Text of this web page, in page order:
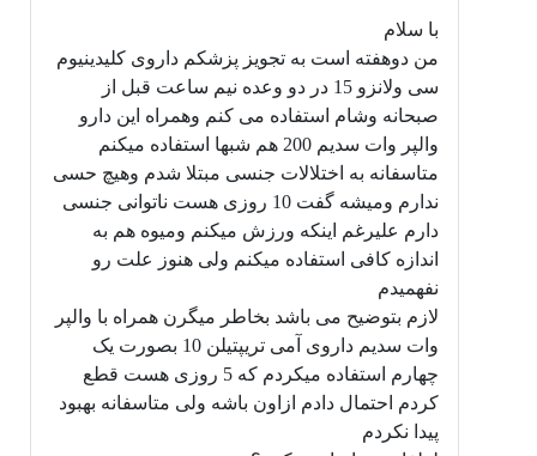
با سلام
من دوهفته است به تجویز پزشکم داروی کلیدینیوم
سی ولانزو 15 در دو وعده نیم ساعت قبل از
صبحانه وشام استفاده می کنم وهمراه این دارو
والپر وات سدیم 200 هم شبها استفاده میکنم
متاسفانه به اختلالات جنسی مبتلا شدم وهیچ حسی
ندارم ومیشه گفت 10 روزی هست ناتوانی جنسی
دارم علیرغم اینکه ورزش میکنم ومیوه هم به
اندازه کافی استفاده میکنم ولی هنوز علت رو
نفهمیدم
لازم بتوضیح می باشد بخاطر میگرن همراه با والپر
وات سدیم داروی آمی تریپتیلن 10 بصورت یک
چهارم استفاده میکردم که 5 روزی هست قطع
کردم احتمال دادم ازاون باشه ولی متاسفانه بهبود
پیدا نکردم